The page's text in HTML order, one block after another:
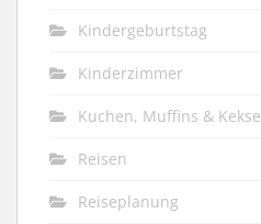
Kindergeburtstag
Kinderzimmer
Kuchen, Muffins & Kekse
Reisen
Reiseplanung